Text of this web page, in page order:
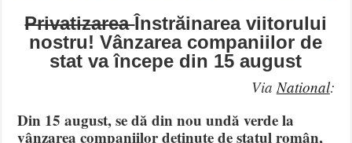
PrivatizareaÎnstrăinarea viitorului
nostru! Vânzarea companiilor de
stat va începe din 15 august
Via National:
Din 15 august, se dă din nou undă verde la
vânzarea companiilor deținute de statul român,